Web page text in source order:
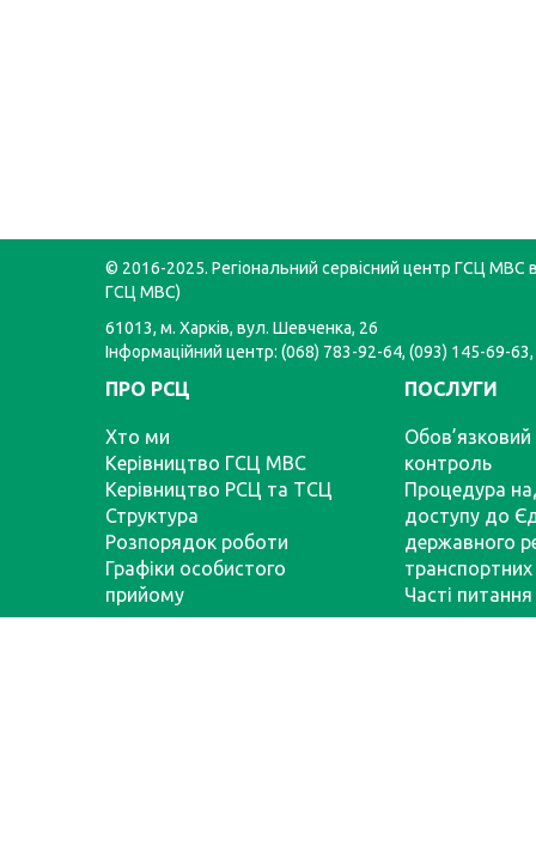
© 2016-2025. Регіональний сервісний центр ГСЦ МВС в
ГСЦ МВС)
61013, м. Харків, вул. Шевченка, 26
Інформаційний центр: (068) 783-92-64, (093) 145-69-
ПРО РСЦ
Хто ми
Керівництво ГСЦ МВС
Керівництво РСЦ та ТСЦ
Структура
Розпорядок роботи
Графіки особистого
прийому
ПОСЛУГИ
Обов’язковий
контроль
Процедура
доступу до
державного
транспортних
Часті питання